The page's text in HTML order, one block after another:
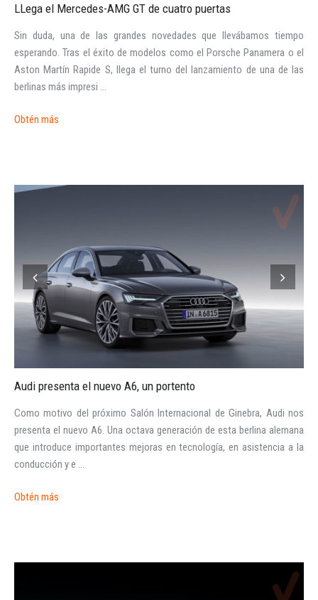
LLega el Mercedes-AMG GT de cuatro puertas
Sin duda, una de las grandes novedades que llevábamos tiempo
esperando. Tras el éxito de modelos como el Porsche Panamera o el
Aston Martín Rapide S, llega el turno del lanzamiento de una de las
berlinas más impresi ...
Obtén más
Audi presenta el nuevo A6, un portento
Como motivo del próximo Salón Internacional de Ginebra, Audi nos
presenta el nuevo A6. Una octava generación de esta berlina alemana
que introduce importantes mejoras en tecnología, en asistencia a la
conducción y e ...
Obtén más